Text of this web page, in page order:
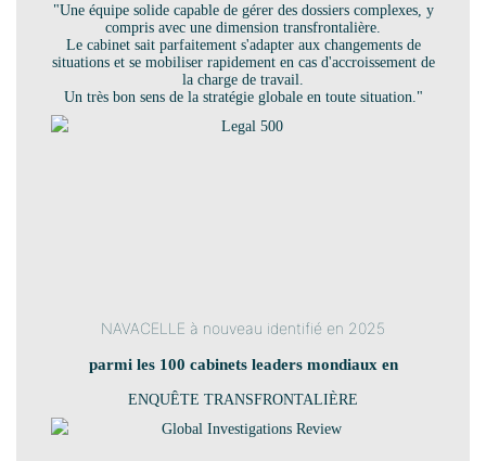
"Une équipe solide capable de gérer des dossiers complexes, y
compris avec une dimension transfrontalière.
Le cabinet sait parfaitement s'adapter aux changements de
situations et se mobiliser rapidement en cas d'accroissement de
la charge de travail.
Un très bon sens de la stratégie globale en toute situation."
NAVACELLE à nouveau identifié en 2025
parmi les 100 cabinets leaders mondiaux en
ENQUÊTE TRANSFRONTALIÈRE